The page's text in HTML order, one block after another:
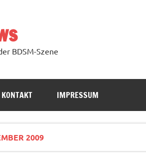
BDSM-Szene
KONTAKT IMPRESSUM
2009